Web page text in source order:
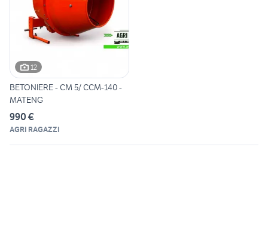
12
BETONIERE - CM 5/ CCM-140 -
MATENG
990 €
AGRI RAGAZZI